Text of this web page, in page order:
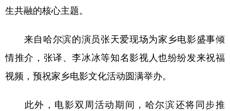
四川 贵州
陕西 甘肃 青海 宁夏
新疆 内蒙古 黑龙江
多语种频道
生共融的核心主题。
来自哈尔滨的演员张天爱现场为家乡电影盛事倾
情推介，张译、李冰冰等知名影视人也纷纷发来祝福
视频，预祝家乡电影文化活动圆满举办。
此外，电影双周活动期间，哈尔滨还将同步推